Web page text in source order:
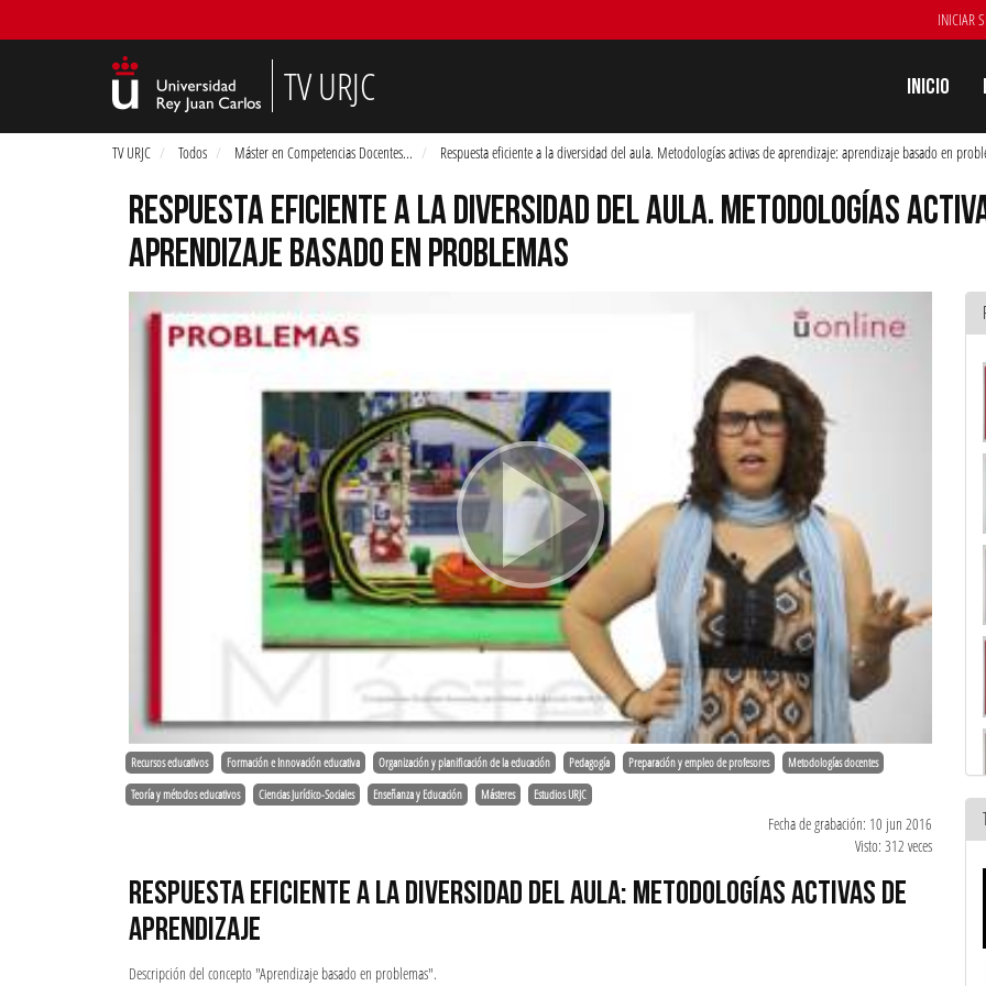
INICIAR
TV URJC Inicio
TV URJC Todos Máster en Competencias Docentes... Respuesta eficiente a la diversidad del aula. Metodologías activas de aprendizaje: aprendizaje basado en
RESPUESTA EFICIENTE A LA DIVERSIDAD DEL AULA. METODOLOGÍAS
APRENDIZAJE BASADO EN PROBLEMAS
Recursos educativos Formación e Innovación educativa Organización y planificación de la educación Pedagogía Preparación y empleo de profesores Metodologías docentes
Teoría y métodos educativos Ciencias Jurídico-Sociales Enseñanza y Educación Másteres Estudios URJC
Fecha de grabación: 10 jun 2016
Visto: 312 veces
RESPUESTA EFICIENTE A LA DIVERSIDAD DEL AULA: METODOLOGÍAS ACTIVAS DE
APRENDIZAJE
Descripción del concepto "Aprendizaje basado en problemas".